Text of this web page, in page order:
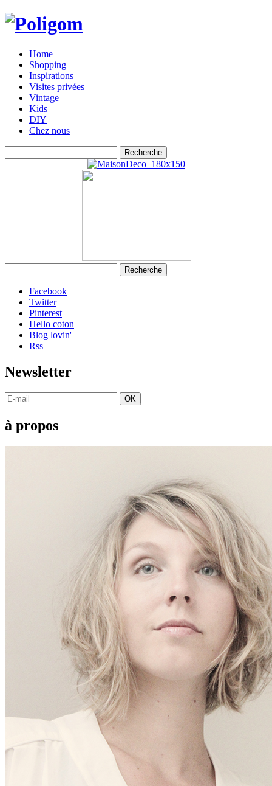
Home
Shopping
Inspirations
Visites privées
Vintage
Kids
DIY
Chez nous
Facebook
Twitter
Pinterest
Hello coton
Blog lovin'
Rss
Newsletter
OK
à propos